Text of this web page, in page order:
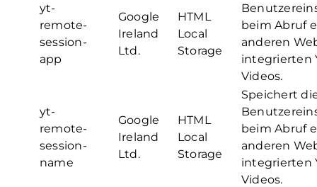
yt-
remote-
session-
app
Google
Ireland
Ltd.
HTML
Local
Storage
beim Abruf
anderen
integrierten
Videos.
yt-
remote-
session-
name
Google
Ireland
Ltd.
HTML
Local
Storage
Speichert
beim Abruf
anderen
integrierten
Videos.